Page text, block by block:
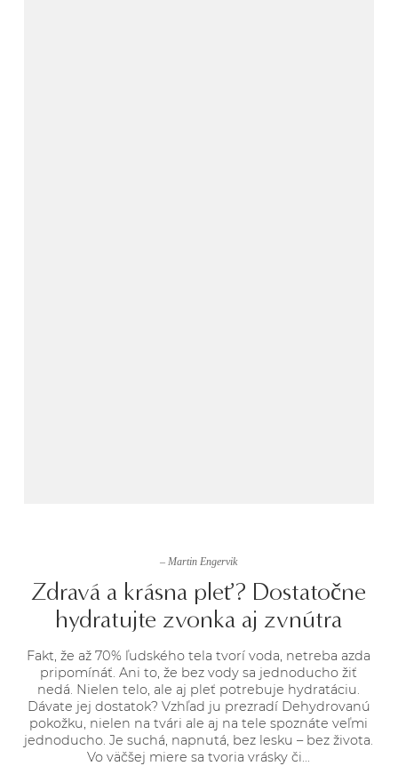
– Martin Engervik
Zdravá a krásna pleť? Dostatočne
hydratujte zvonka aj zvnútra
Fakt, že až 70% ľudského tela tvorí voda, netreba azda
pripomínáť. Ani to, že bez vody sa jednoducho žiť
nedá. Nielen telo, ale aj pleť potrebuje hydratáciu.
Dávate jej dostatok? Vzhľad ju prezradí Dehydrovanú
pokožku, nielen na tvári ale aj na tele spoznáte veľmi
jednoducho. Je suchá, napnutá, bez lesku – bez života.
Vo väčšej miere sa tvoria vrásky či...